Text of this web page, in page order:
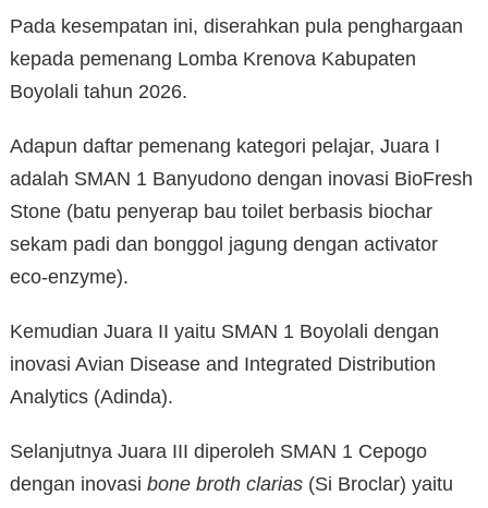
Pada kesempatan ini, diserahkan pula penghargaan
kepada pemenang Lomba Krenova Kabupaten
Boyolali tahun 2026.
Adapun daftar pemenang kategori pelajar, Juara I
adalah SMAN 1 Banyudono dengan inovasi BioFresh
Stone (batu penyerap bau toilet berbasis biochar
sekam padi dan bonggol jagung dengan activator
eco-enzyme).
Kemudian Juara II yaitu SMAN 1 Boyolali dengan
inovasi Avian Disease and Integrated Distribution
Analytics (Adinda).
Selanjutnya Juara III diperoleh SMAN 1 Cepogo
dengan inovasi bone broth clarias (Si Broclar) yaitu